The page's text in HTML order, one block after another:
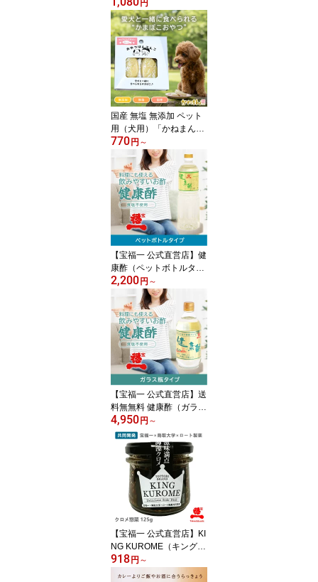
クロメ）80g×3袋セット
ロート製薬共同開発商品
送料無料鳥取県産 くろめ
ごはんのお供 おかず 薬
味 瓶詰 海藻 ミネラル 食
物繊維 ねばねば フコイ
ダン アルギン酸
円
国産 無塩 無添加 ペット
用（犬用）「かねまん本
舗」おやつはんぶんこ 常
温かまぼこ いわき ドッ
グフード
770円 ～
【宝福一 公式直営店】健
康酢（ペットボトルタイ
プ）りんご酢 調味酢 醸
造酢 セット 果糖 甘味料
無添加 ドリングビネガー
寿司 酢のもの らっきょ
う漬 梅漬
2,200円 ～
【宝福一 公式直営店】送
料無無料 健康酢（ガラス
瓶タイプ）りんご酢 調味
酢 醸造酢 セット 果糖 甘
味料無添加 ドリングビネ
ガー 寿司 酢のもの らっ
きょう漬 梅漬
4,950円 ～
【宝福一 公式直営店】KI
NG KUROME（キング
クロメ）ロート製薬共同
開発商品鳥取県産 くろめ
918円 ～